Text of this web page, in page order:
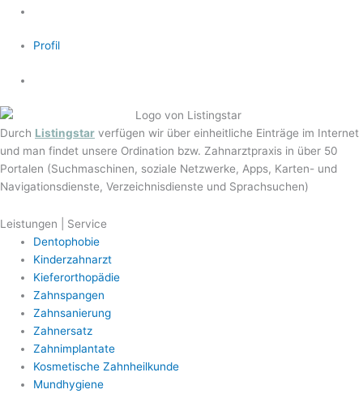
Profil
Durch Listingstar verfügen wir über einheitliche Einträge im Internet
und man findet unsere Ordination bzw. Zahnarztpraxis in über 50
Portalen (Suchmaschinen, soziale Netzwerke, Apps, Karten- und
Navigationsdienste, Verzeichnisdienste und Sprachsuchen)
Leistungen | Service
Dentophobie
Kinderzahnarzt
Kieferorthopädie
Zahnspangen
Zahnsanierung
Zahnersatz
Zahnimplantate
Kosmetische Zahnheilkunde
Mundhygiene